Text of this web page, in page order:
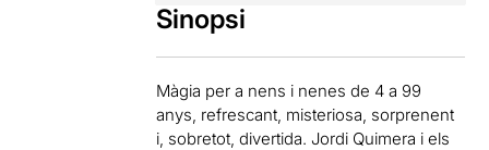
Sinopsi
Màgia per a nens i nenes de 4 a 99
anys, refrescant, misteriosa, sorprenent
i, sobretot, divertida. Jordi Quimera i els